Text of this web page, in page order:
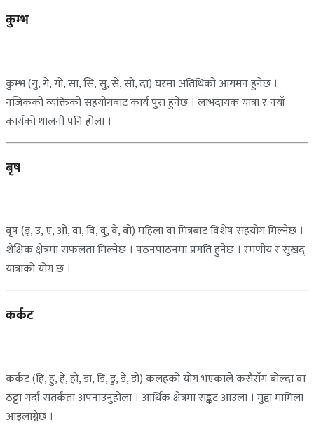
कुम्भ
कुम्भ (गु, गे, गो, सा, सि, सु, से, सो, दा) घरमा अतिथिको आगमन हुनेछ ।
नजिकको व्यक्तिको सहयोगबाट कार्य पुरा हुनेछ । लाभदायक यात्रा र नयाँ
कार्यको थालनी पनि होला ।
बृष
वृष (इ, उ, ए, ओ, वा, वि, वु, वे, वो) महिला वा मित्रबाट विशेष सहयोग मिल्नेछ ।
शैक्षिक क्षेत्रमा सफलता मिल्नेछ । पठनपाठनमा प्रगति हुनेछ । रमणीय र सुखद्
यात्राको योग छ ।
कर्कट
कर्कट (हि, हु, हे, हो, डा, डि, डु, डे, डो) कलहको योग भएकाले कसैसँग बोल्दा वा
ठट्टा गर्दा सतर्कता अपनाउनुहोला । आर्थिक क्षेत्रमा सङ्कट आउला । मुद्दा मामिला
आइलाग्नेछ ।